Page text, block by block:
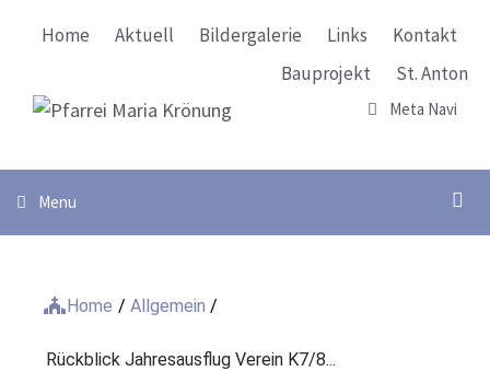
Home Aktuell Bildergalerie Links
Kontakt
Bauprojekt
St. Anton
Meta Navi
Menu
Home / Allgemein /
Rückblick Jahresausflug Verein K7/8...